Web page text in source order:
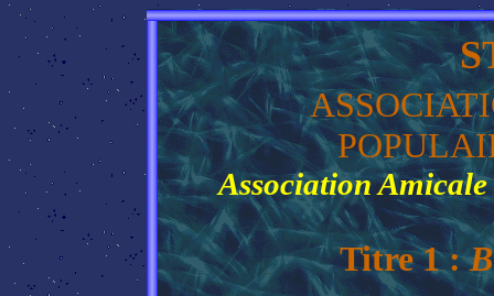
Association Amicale
Titre 1 :